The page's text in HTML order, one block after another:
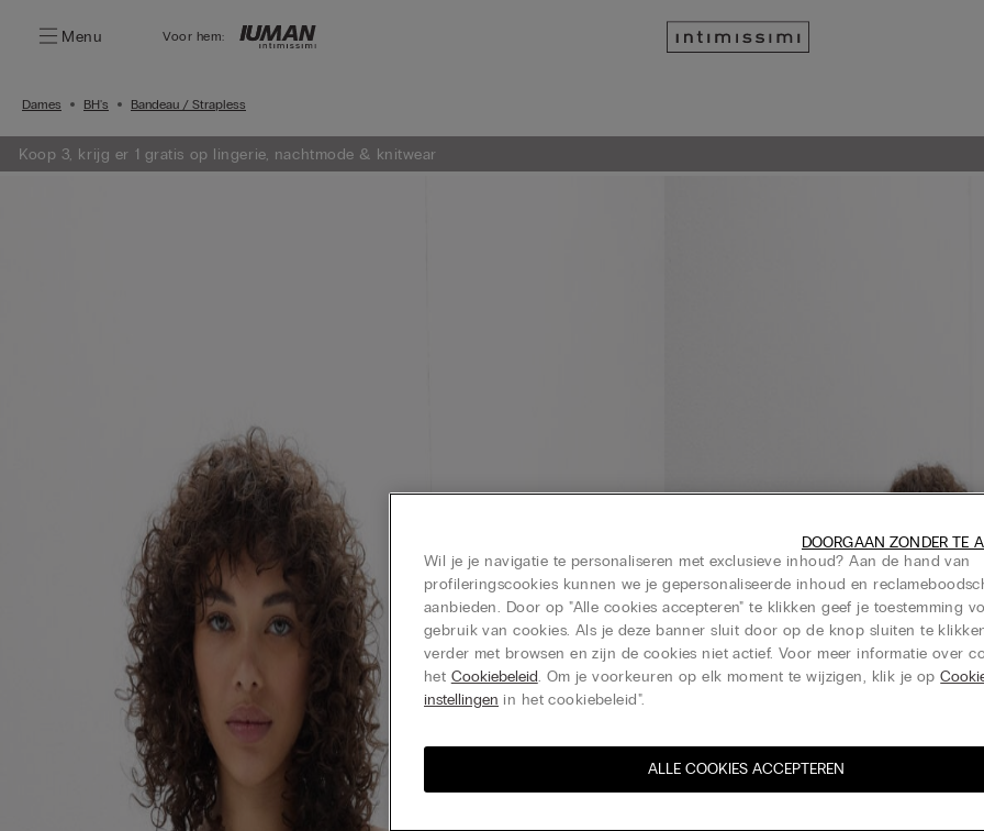
Menu Voor hem:
Dames BH's Bandeau / Strapless
Koop 3, krijg er 1 gratis op lingerie, nachtmode & knitwear
Wil je je navigatie te personaliseren met exclusieve inhoud? Aan de hand van
profileringscookies kunnen we je gepersonaliseerde inhoud en
aanbieden. Door op "Alle cookies accepteren" te klikken geef je toestemming
gebruik van cookies. Als je deze banner sluit door op de knop sluiten te
verder met browsen en zijn de cookies niet actief. Voor meer informatie over
het Cookiebeleid. Om je voorkeuren op elk moment te wijzigen, klik je op
instellingen in het cookiebeleid".
ALLE COOKIES ACCEPTEREN
DOORGAAN ZONDER TE